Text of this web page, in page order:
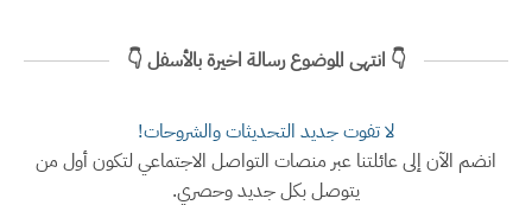
👇 انتهى الموضوع رسالة اخيرة بالأسفل 👇
لا تفوت جديد التحديثات والشروحات!
انضم الآن إلى عائلتنا عبر منصات التواصل الاجتماعي لتكون أول من
يتوصل بكل جديد وحصري.